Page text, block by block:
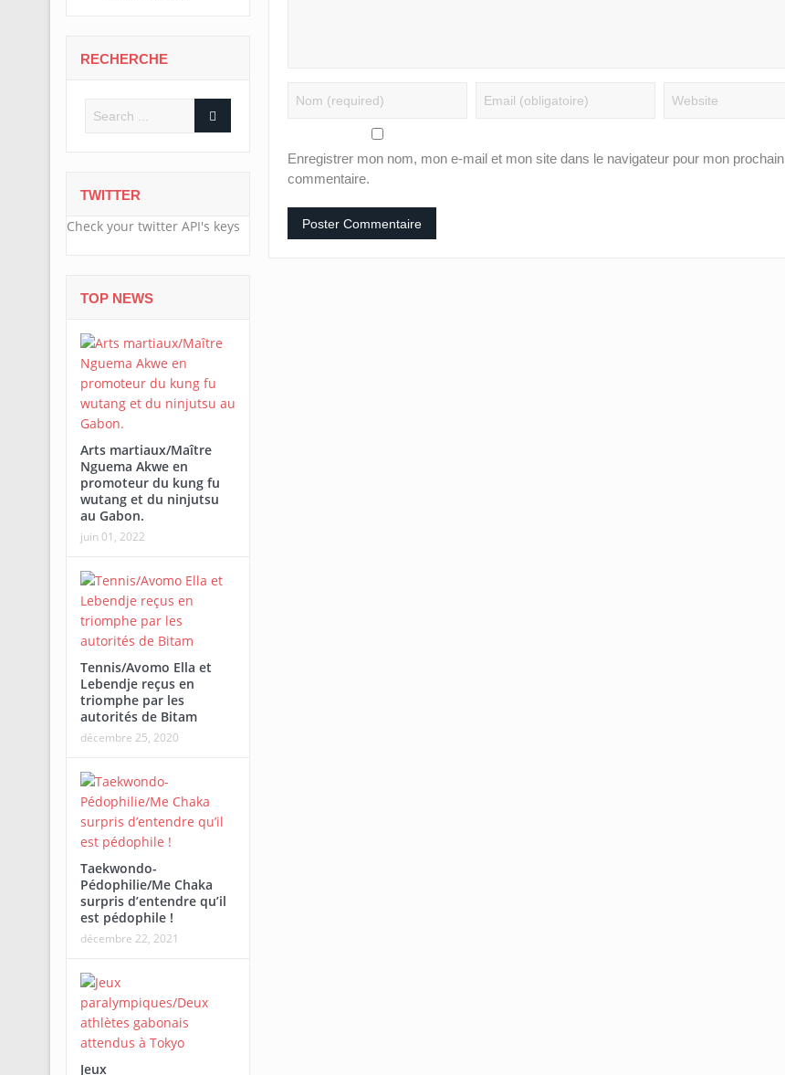
Enregistrer mon nom, mon e-mail et mon site dans le navigateur pour mon prochain
commentaire.
RECHERCHE
TWITTER
Check your twitter API's keys
TOP NEWS
Arts martiaux/Maître
Nguema Akwe en
promoteur du kung fu
wutang et du ninjutsu
au Gabon.
juin 01, 2022
Tennis/Avomo Ella et
Lebendje reçus en
triomphe par les
autorités de Bitam
décembre 25, 2020
Taekwondo-
Pédophilie/Me Chaka
surpris d’entendre qu’il
est pédophile !
décembre 22, 2021
Jeux